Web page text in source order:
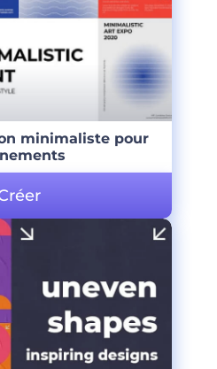
minimaliste pour